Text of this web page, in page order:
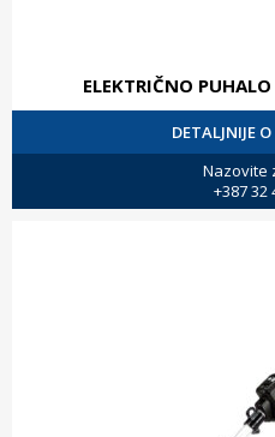
ELEKTRIČNO
DETALJNIJE
Nazovite
+387 32